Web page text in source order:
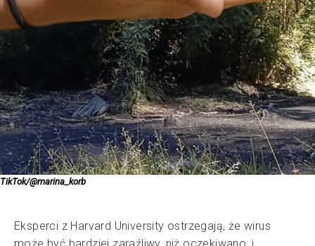
TikTok/@marina_korb
Eksperci z Harvard University ostrzegają, że wirus